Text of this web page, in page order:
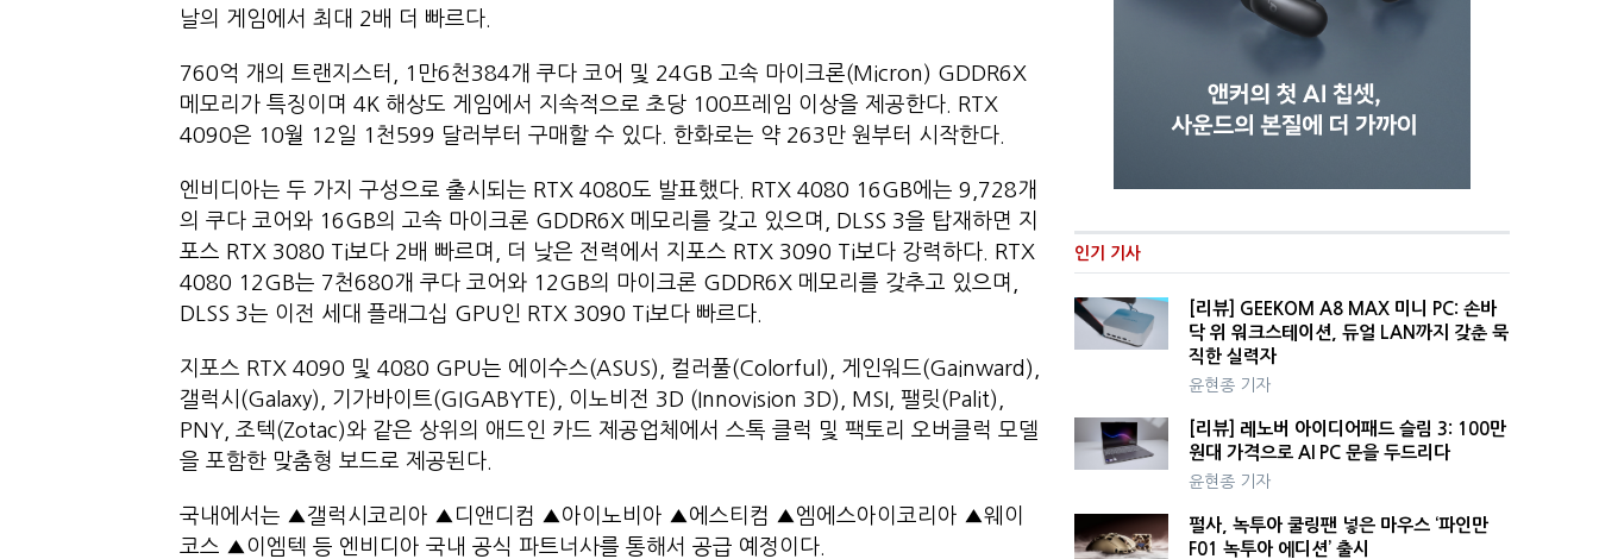
날의 게임에서 최대 2배 더 빠르다.
760억 개의 트랜지스터, 1만6천384개 쿠다 코어 및 24GB 고속 마이크론(Micron) GDDR6X
메모리가 특징이며 4K 해상도 게임에서 지속적으로 초당 100프레임 이상을 제공한다. RTX
4090은 10월 12일 1천599 달러부터 구매할 수 있다. 한화로는 약 263만 원부터 시작한다.
엔비디아는 두 가지 구성으로 출시되는 RTX 4080도 발표했다. RTX 4080 16GB에는 9,728개
의 쿠다 코어와 16GB의 고속 마이크론 GDDR6X 메모리를 갖고 있으며, DLSS 3을 탑재하면 지
포스 RTX 3080 Ti보다 2배 빠르며, 더 낮은 전력에서 지포스 RTX 3090 Ti보다 강력하다. RTX
4080 12GB는 7천680개 쿠다 코어와 12GB의 마이크론 GDDR6X 메모리를 갖추고 있으며,
DLSS 3는 이전 세대 플래그십 GPU인 RTX 3090 Ti보다 빠르다.
지포스 RTX 4090 및 4080 GPU는 에이수스(ASUS), 컬러풀(Colorful), 게인워드(Gainward),
갤럭시(Galaxy), 기가바이트(GIGABYTE), 이노비전 3D (Innovision 3D), MSI, 팰릿(Palit),
PNY, 조텍(Zotac)와 같은 상위의 애드인 카드 제공업체에서 스톡 클럭 및 팩토리 오버클럭 모델
을 포함한 맞춤형 보드로 제공된다.
국내에서는 ▲갤럭시코리아 ▲디앤디컴 ▲아이노비아 ▲에스티컴 ▲엠에스아이코리아 ▲웨이
코스 ▲이엠텍 등 엔비디아 국내 공식 파트너사를 통해서 공급 예정이다.
인기 기사
[리뷰] GEEKOM A8 MAX 미니 PC: 손바
닥 위 워크스테이션, 듀얼 LAN까지 갖춘 묵
직한 실력자
윤현종 기자
[리뷰] 레노버 아이디어패드 슬림 3: 100만
원대 가격으로 AI PC 문을 두드리다
윤현종 기자
펄사, 녹투아 쿨링팬 넣은 마우스 ‘파인만
F01 녹투아 에디션’ 출시